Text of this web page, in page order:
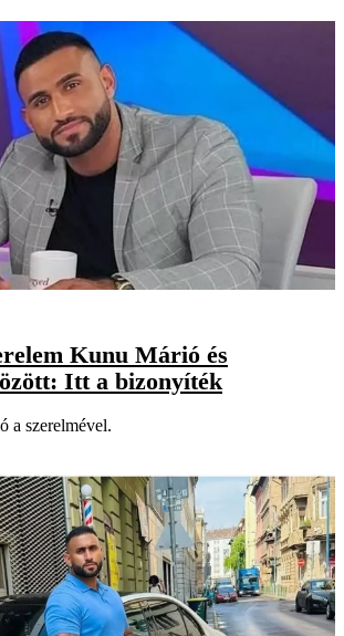
Kunu Márió és
Itt a bizonyíték
a szerelmével.